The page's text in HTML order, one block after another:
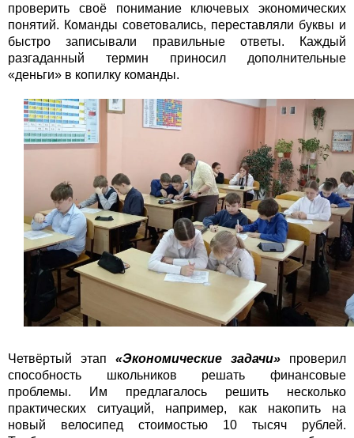
проверить своё понимание ключевых экономических
понятий. Команды советовались, переставляли буквы и
быстро записывали правильные ответы. Каждый
разгаданный термин приносил дополнительные
«деньги» в копилку команды.
Четвёртый этап «Экономические задачи» проверил
способность школьников решать финансовые
проблемы. Им предлагалось решить несколько
практических ситуаций, например, как накопить на
новый велосипед стоимостью 10 тысяч рублей.